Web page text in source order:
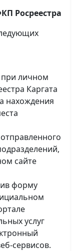
Росреестра
при личном
Каргата
нахождения
сайте
форму
услуг
сервисов.